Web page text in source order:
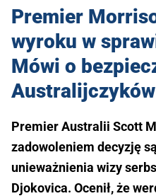
Premier
wyroku w
Mówi o
Australijczyków
Premier Australii Scott
zadowoleniem decyzję
unieważnienia wizy
Djokovica. Ocenił, że